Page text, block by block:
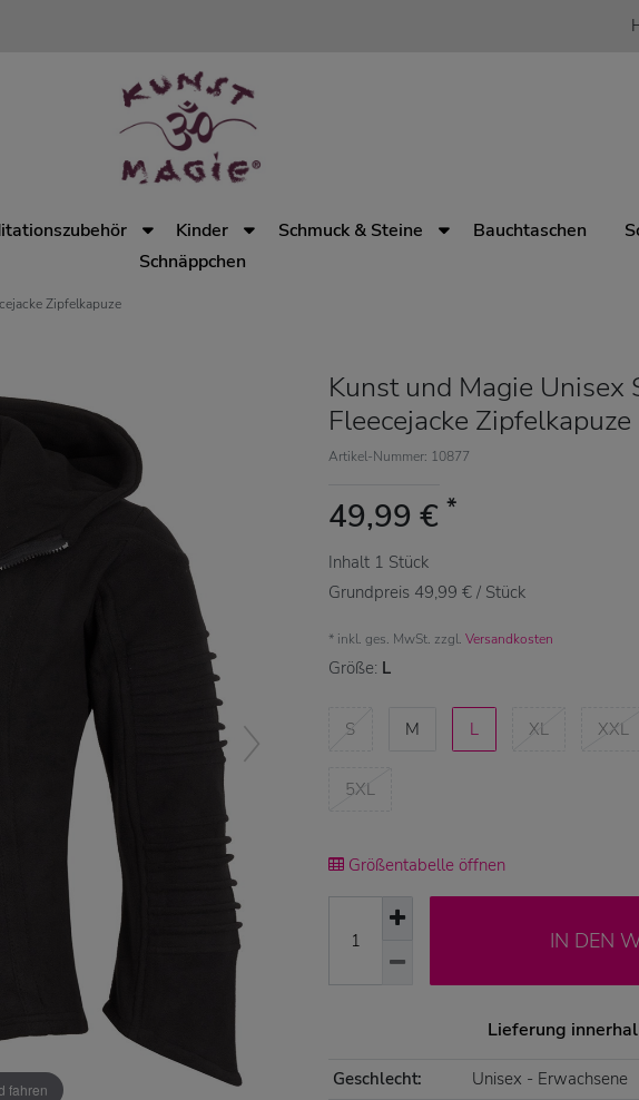
Kinder Schmuck & Steine Bauchtaschen
Schnäppchen
Zipfelkapuze
fahren
Kunst und Magie Unisex
Fleecejacke Zipfelkapuze
Artikel-Nummer: 10877
49,99 € *
Inhalt 1 Stück
Grundpreis 49,99 € / Stück
* inkl. ges. MwSt. zzgl. Versandkosten
Größe: L
S M L XL XXL
5XL
Größentabelle öffnen
IN DEN
Lieferung
Geschlecht:
Unisex - Erwachsene